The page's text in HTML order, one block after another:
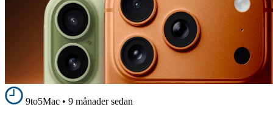
9to5Mac • 9 månader sedan